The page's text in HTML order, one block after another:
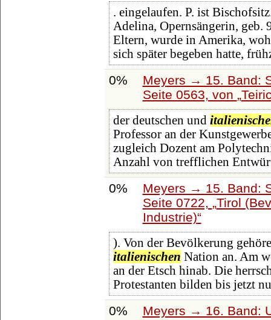
. eingelaufen. P. ist
Adelina, Opernsängerin,
Eltern, wurde in Amerika,
sich später begeben hatte,
0%
Meyers → 15. Band:
Seite 0563, von
der deutschen und
Professor an der
zugleich Dozent am
Anzahl von trefflichen
0%
Meyers → 15. Band:
Seite 0722,
Tirol
Industrie)
). Von der Bevölkerung
italienischen Nation an. Am
an der Etsch hinab. Die
Protestanten bilden bis jetzt
0%
Meyers → 16. Band: